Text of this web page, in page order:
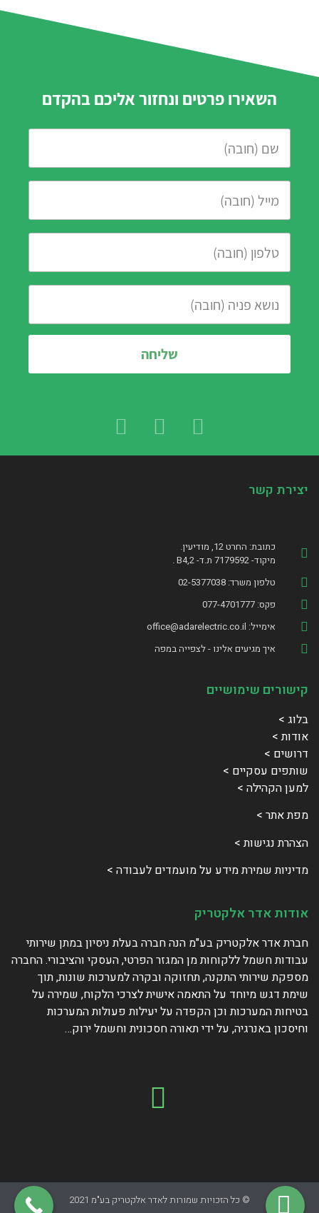
השאירו פרטים ונחזור אליכם בהקדם
יצירת קשר
כתובת: החרט 12, מודיעין.
מיקוד- 7179592 ת.ד- B4,2 .
טלפון משרד: 02-5377038
פקס: 077-4701777
אימייל: office@adarelectric.co.il
איך מגיעים אלינו - לצפייה במפה
קישורים שימושיים
בלוג >
אודות >
דרושים >
שותפים עסקיים >
למען הקהילה >
מפת אתר >
הצהרת נגישות >
מדיניות שמירת מידע על מועמדים לעבודה >
אודות אדר אלקטריק
חברת אדר אלקטריק בע"מ הנה חברה בעלת ניסיון במתן שירותי
עבודות חשמל ללקוחות מן המגזר הפרטי, העסקי והציבורי. החברה
מספקת שירותי התקנה, תחזוקה ובקרה למערכות שונות, תוך
שימת דגש מיוחד על התאמה אישית לצרכי הלקוח, שמירה על
בטיחות המערכות וכן הקפדה על יעילות פעולות המערכות
וחיסכון באנרגיה, על ידי תאורה חסכונית וחשמל ירוק…
© כל הזכויות שמורות לאדר אלקטריק בע"מ 2021